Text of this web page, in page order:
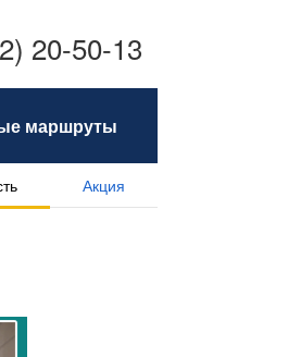
маршруты
20-50-13
Акция